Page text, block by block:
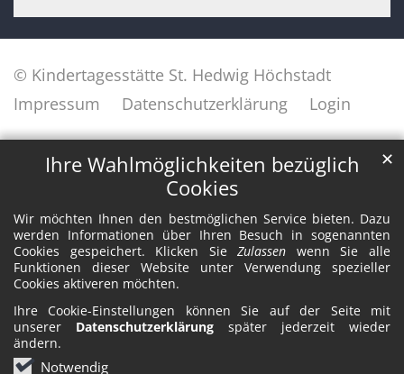
Ihre Wahlmöglichkeiten bezüglich
Cookies
Wir möchten Ihnen den bestmöglichen Service bieten. Dazu
werden Informationen über Ihren Besuch in sogenannten
Cookies gespeichert. Klicken SieZulassen wenn Sie alle
Funktionen dieser Website unter Verwendung spezieller
Cookies aktiveren möchten.
Ihre Cookie-Einstellungen können Sie auf der Seite mit
unserer Datenschutzerklärung später jederzeit wieder
ändern.
Notwendig
✕
© Kindertagesstätte St. Hedwig Höchstadt
Impressum
Datenschutzerklärung Login